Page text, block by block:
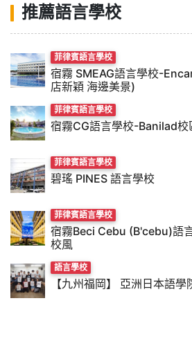
推薦語言學校
菲律賓語言學校
宿霧 SMEAG語言學校-
店新穎 海邊美景)
菲律賓語言學校
宿霧CG語言學校-Banilad校
菲律賓語言學校
碧瑤 PINES 語言學校
菲律賓語言學校
宿霧Beci Cebu (B'cebu)語
校風
語言學校
【九州福岡】 亞洲日本語學